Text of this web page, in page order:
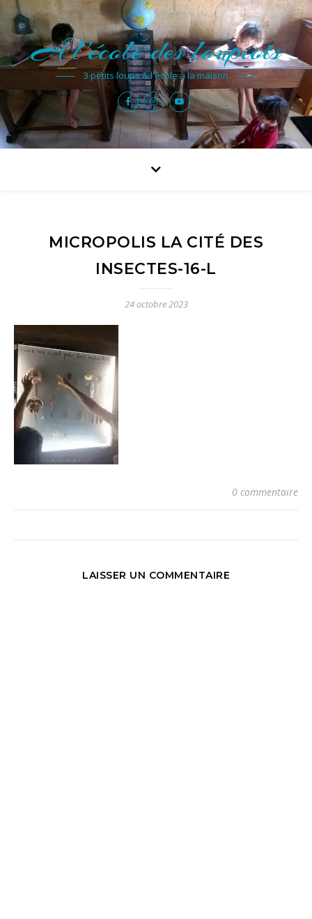
A l'école des loupiots
3 petits loups & l'école à la maison
MICROPOLIS LA CITÉ DES
INSECTES-16-L
24 octobre 2023
0 commentaire
LAISSER UN COMMENTAIRE